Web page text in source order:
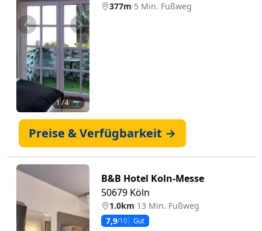
Zurück Weiter
1 / 4 📷
377m·5 Min. Fußweg
Preise & Verfügbarkeit →
B&B Hotel Koln-Messe
50679 Köln
1.0km·13 Min. Fußweg
7,9/10 Gut